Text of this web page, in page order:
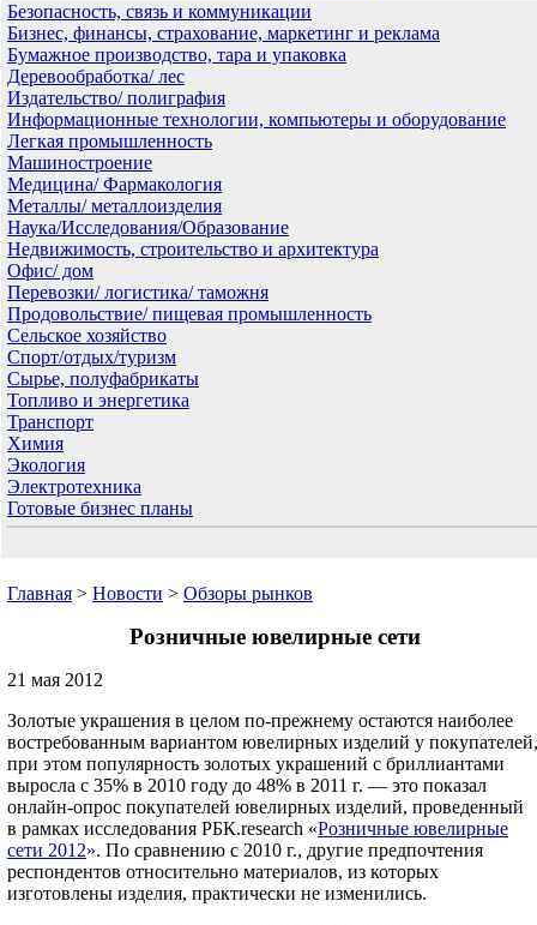
Безопасность, связь и коммуникации
Бизнес, финансы, страхование, маркетинг и реклама
Бумажное производство, тара и упаковка
Деревообработка/ лес
Издательство/ полиграфия
Информационные технологии, компьютеры и оборудование
Легкая промышленность
Машиностроение
Медицина/ Фармакология
Металлы/ металлоизделия
Наука/Исследования/Образование
Недвижимость, строительство и архитектура
Офис/ дом
Перевозки/ логистика/ таможня
Продовольствие/ пищевая промышленность
Сельское хозяйство
Спорт/отдых/туризм
Сырье, полуфабрикаты
Топливо и энергетика
Транспорт
Химия
Экология
Электротехника
Готовые бизнес планы
Главная > Новости > Обзоры рынков
Розничные ювелирные сети
21 мая 2012
Золотые украшения в целом по-прежнему остаются наиболее
востребованным вариантом ювелирных изделий у покупателей,
при этом популярность золотых украшений с бриллиантами
выросла с 35% в 2010 году до 48% в 2011 г. — это показал
онлайн-опрос покупателей ювелирных изделий, проведенный
в рамках исследования РБК.research «Розничные ювелирные
сети 2012». По сравнению с 2010 г., другие предпочтения
респондентов относительно материалов, из которых
изготовлены изделия, практически не изменились.